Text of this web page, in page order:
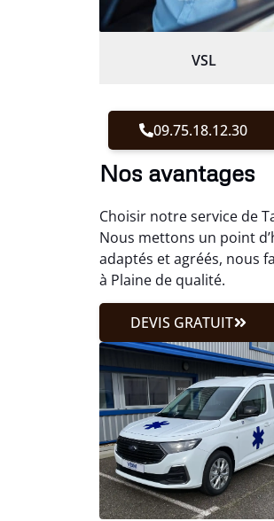
VSL
09.75.18.12.30
Nos avantages
Choisir notre service de
Nous mettons un point
adaptés et agréés, nous
à Plaine de qualité.
DEVIS GRATUIT